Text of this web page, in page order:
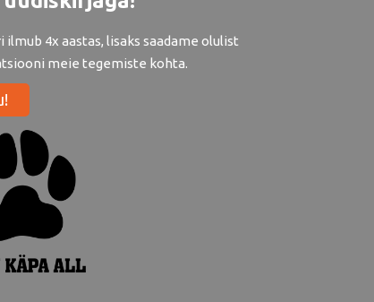
ilmub 4x aastas, lisaks saadame olulist
meie tegemiste kohta.